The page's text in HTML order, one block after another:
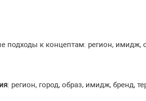
подходы к концептам: регион, имидж,
: регион, город, образ, имидж, бренд,